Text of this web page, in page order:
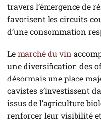
travers l’émergence de
favorisent les circuits
d’une consommation
Lemarché du vin
une diversification des
désormais une place
cavistes s’investissent
issus de l’agriculture
renforcer leur visibilité